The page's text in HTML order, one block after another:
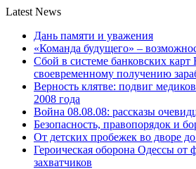
Latest News
Дань памяти и уважения
«Команда будущего» –
Сбой в системе банковских
своевременному получению
Верность клятве: подвиг
2008 года
Война 08.08.08: рассказы
Безопасность, правопорядок и
От детских пробежек во дворе до
Героическая оборона Одессы от
захватчиков